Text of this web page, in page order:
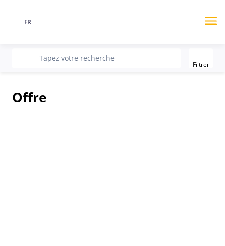
Langue
FR
recherche
Tapez votre recherche
Filtrer
Offre